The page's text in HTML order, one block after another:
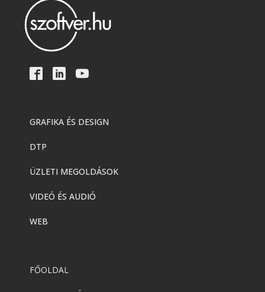
GRAFIKA ÉS DESIGN
DTP
ÜZLETI MEGOLDÁSOK
VIDEÓ ÉS AUDIÓ
WEB
FŐOLDAL